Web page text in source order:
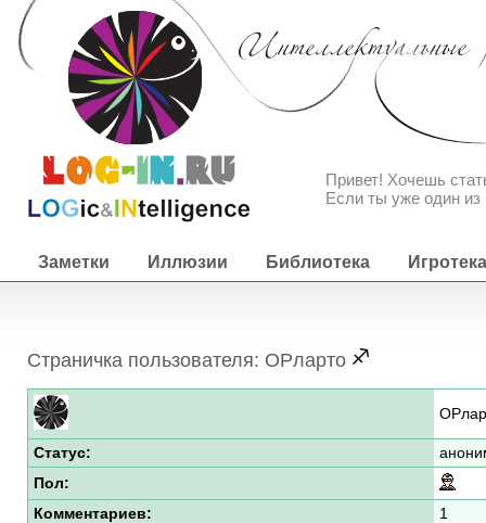
Привет! Хочешь
Если ты уже один из
Заметки Иллюзии Библиотека Игротека
Страничка пользователя: ОРларто
Статус:
Пол:
Комментариев:
1